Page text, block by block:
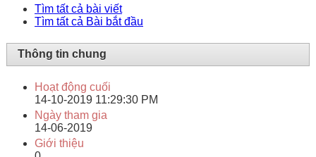
Tìm tất cả bài viết
Tìm tất cả Bài bắt đầu
Thông tin chung
Hoạt động cuối
14-10-2019 11:29:30 PM
Ngày tham gia
14-06-2019
Giới thiệu